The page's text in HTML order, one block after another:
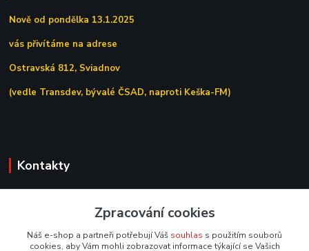
Nově od pondělka 13.1.2025
vás přivítáme na adrese
Ostravská 812, Sviadnov
(vedle Transdev, bývalé ČSAD, naproti Keška-FM)
Kontakty
obchod@tipoffice.cz
Zpracování cookies
Náš e-shop a partneři potřebují Váš souhlas s použitím souborů
cookies, aby Vám mohli zobrazovat informace týkající se Vašich